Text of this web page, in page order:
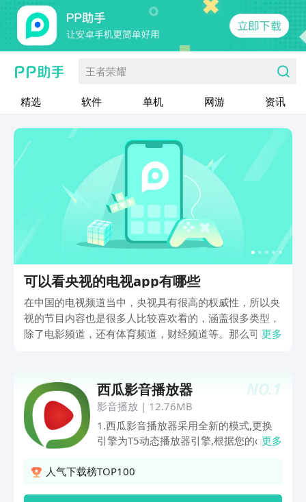
王者荣耀
精选 软件 单机 网游 资讯
可以看央视的电视app有哪些
在中国的电视频道当中，央视具有很高的权威性，所以央
视的节目内容也是很多人比较喜欢看的，涵盖很多类型，
除了电影频道，还有体育频道，财经频道等。那么可以看
下载这些app，就能满足需求。
更多
NO.1
西瓜影音播放器
影音播放 | 12.76MB
1.西瓜影音播放器采用全新的模式,更换
引擎为T5动态播放器引擎,根据您的cpu,
持所有格式(我们测试用的高清大视频文
更多
人气下载榜TOP100